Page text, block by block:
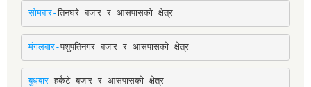
सोमबार-तिनघरे बजार र आसपासको क्षेत्र
मंगलबार-पशुपतिनगर बजार र आसपासको क्षेत्र
बुधबार-हर्कटे बजार र आसपासको क्षेत्र